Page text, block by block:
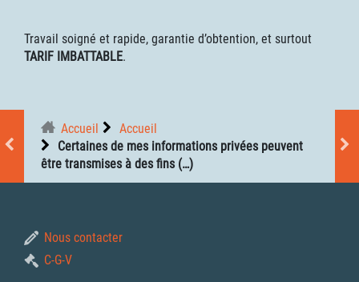
Travail soigné et rapide, garantie d’obtention, et surtout
TARIF IMBATTABLE.
Accueil
Accueil
Certaines de mes informations privées peuvent
être transmises à des fins (…)
Nous contacter
C-G-V